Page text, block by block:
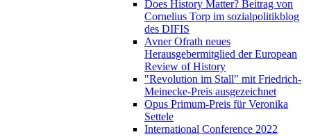
Does History Matter? Beitrag von
Cornelius Torp im sozialpolitikblog
des DIFIS
Avner Ofrath neues
Herausgebermitglied der European
Review of History
"Revolution im Stall" mit Friedrich-
Meinecke-Preis ausgezeichnet
Opus Primum-Preis für Veronika
Settele
International Conference 2022